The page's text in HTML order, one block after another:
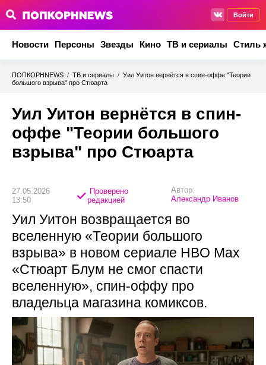
Войти
Новости Персоны Звезды Кино ТВ и сериалы Стиль
ПОПКОРНNEWS / ТВ и сериалы / Уил Уитон вернётся в спин-оффе "Теории
большого взрыва" про Стюарта
Уил Уитон вернётся в спин-
оффе "Теории большого
взрыва" про Стюарта
27.05.2026
13:50
Проверено
редакцией
Автор:
Александр Иванов
Уил Уитон возвращается во
вселенную «Теории большого
взрыва» в новом сериале HBO Max
«Стюарт Блум не смог спасти
вселенную», спин-оффу про
владельца магазина комиксов.